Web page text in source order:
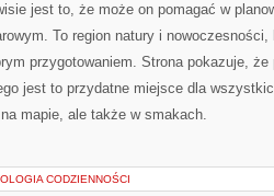
jest to, że może on pomagać w
To region natury i
przygotowaniem. Strona pokazuje, że
jest to przydatne miejsce dla
mapie, ale także w smakach.
CODZIENNOŚCI